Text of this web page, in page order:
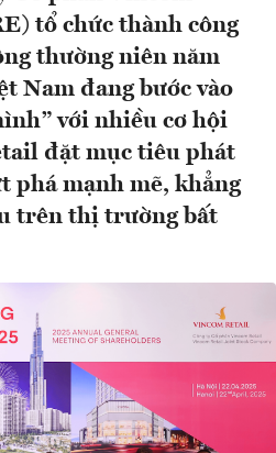
tổ chức thành công
thường niên năm
Nam đang bước vào
với nhiều cơ hội
đặt mục tiêu phát
phá mạnh mẽ, khẳng
trên thị trường bất